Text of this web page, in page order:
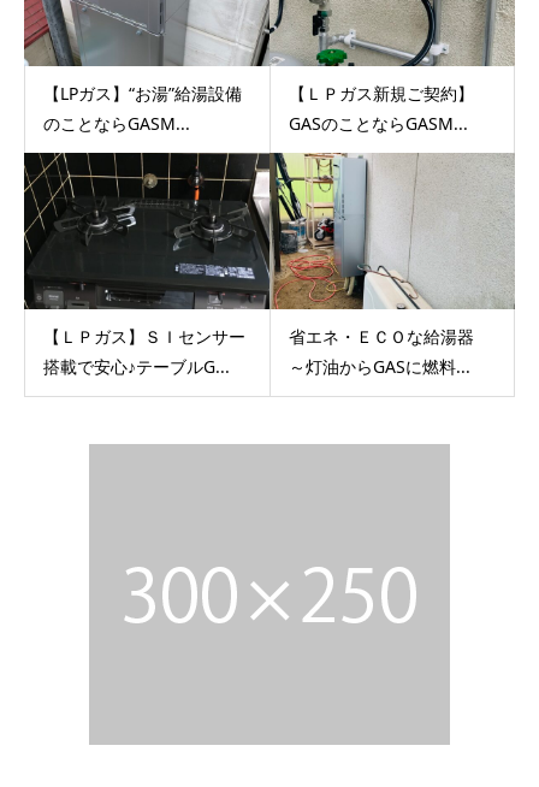
【LPガス】“お湯”給湯設備
のことならGASM...
【ＬＰガス新規ご契約】
GASのことならGASM...
【ＬＰガス】ＳＩセンサー
搭載で安心♪テーブルG...
省エネ・ＥＣＯな給湯器
～灯油からGASに燃料...